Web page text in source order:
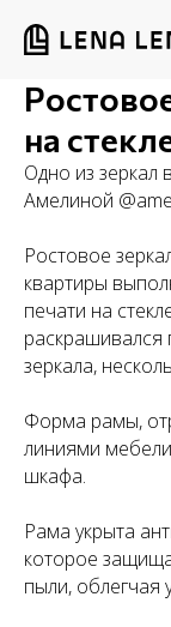
на
Одно из зеркал
Амелиной
Ростовое
квартиры
печати на
раскрашивался
зеркала,
Форма рамы,
линиями
шкафа.
Рама укрыта
которое
пыли, облегчая